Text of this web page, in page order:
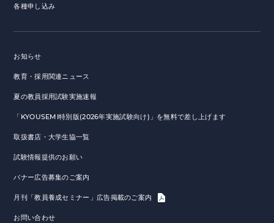
各種申し込み
お知らせ
教育・採用関連ニュース
夏の教員採用試験実施速報
「KYOUSEMI特別版(2026年実施試験向け)」を無料で差し上げます
取扱書店・大学生協一覧
試験情報提供のお願い
バナー広告募集のご案内
月刊「教員養成セミナー」広告掲載のご案内
お問い合わせ